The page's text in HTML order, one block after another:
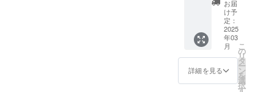
用しま
す。 ・
何名で
も参加
可能で
す。
ざいま
すの
で、予
めご了
承くだ
さい。
・実施
概要：
60分×1
ファレ
ンス
参加券
詳細】
・日
時：
2024年
10月26
日（土
加券
（内
容） ・
従業員
アン
ケート
実施 ・
MVV整
理 ・事
お届
け予
定：
2025
年03
月
詳細を見る
こ
の
リ
タ
ー
ン
を
選
択
す